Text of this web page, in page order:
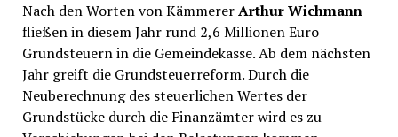
Nach den Worten von KämmererArthur Wichmann
fließen in diesem Jahr rund 2,6 Millionen Euro
Grundsteuern in die Gemeindekasse. Ab dem nächsten
Jahr greift die Grundsteuerreform. Durch die
Neuberechnung des steuerlichen Wertes der
Grundstücke durch die Finanzämter wird es zu